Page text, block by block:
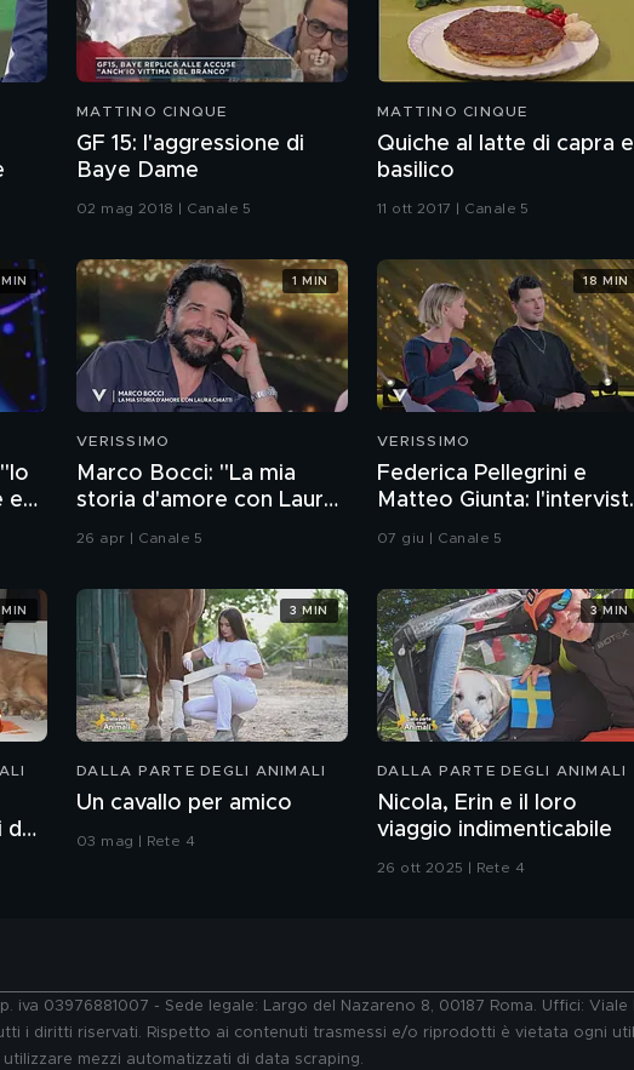
MATTINO CINQUE
GF 15: l'aggressione di
Baye Dame
02 mag 2018 | Canale 5
MATTINO CINQUE
Quiche al latte di capra e
basilico
11 ott 2017 | Canale 5
e
MIN
VERISSIMO
Marco Bocci: "La mia
storia d'amore con Laura
Chiatti"
26 apr | Canale 5
1 MIN
VERISSIMO
Federica Pellegrini e
Matteo Giunta:
integrale
07 giu | Canale 5
18 MIN
del
MIN
DALLA PARTE DEGLI ANIMALI
Un cavallo per amico
03 mag | Rete 4
3 MIN
DALLA PARTE DEGLI ANIMALI
Nicola, Erin e il loro
viaggio indimenticabile
26 ott 2025 | Rete 4
3 MIN
iva 03976881007 - Sede legale: Largo del Nazareno 8, 00187 Roma. Uffici:
i diritti riservati. Rispetto ai contenuti trasmessi e/o riprodotti è vietata ogni
mezzi automatizzati di data scraping.